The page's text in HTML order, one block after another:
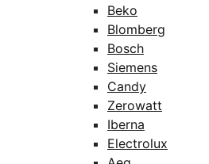
Beko
Blomberg
Bosch
Siemens
Candy
Zerowatt
Iberna
Electrolux